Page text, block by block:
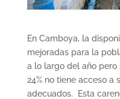
En Camboya, la
mejoradas para la
a lo largo del año
24% no tiene acceso a
adecuados. Esta